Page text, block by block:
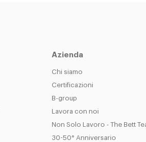
Azienda
Chi siamo
Certificazioni
B-group
Lavora con noi
Non Solo Lavoro - The Bett
30-50° Anniversario